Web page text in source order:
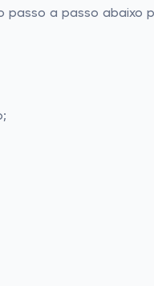
passo a passo abaixo